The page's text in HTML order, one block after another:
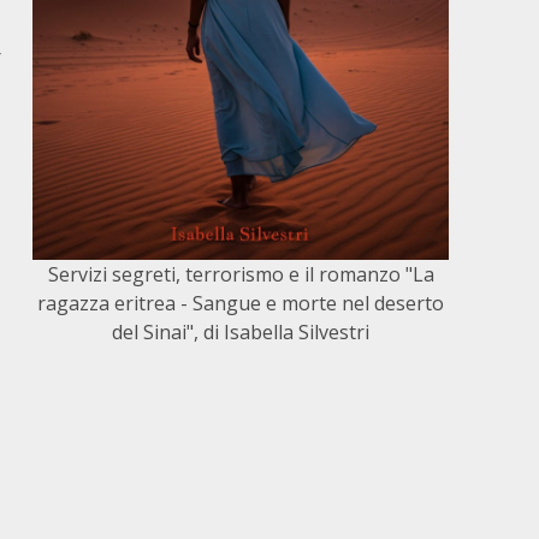
Servizi segreti, terrorismo e il romanzo "La
ragazza eritrea - Sangue e morte nel deserto
del Sinai", di Isabella Silvestri